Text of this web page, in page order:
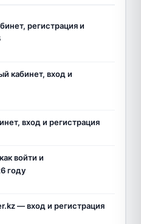
регистрация и
кабинет, вход и
вход и регистрация
войти и
году
— вход и регистрация